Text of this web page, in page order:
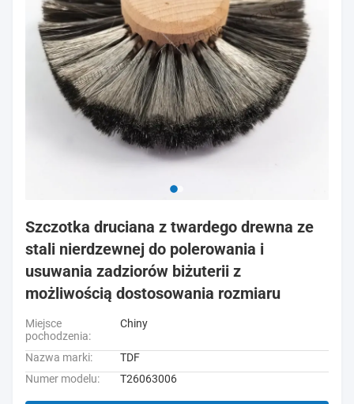
Szczotka druciana z twardego drewna ze
stali nierdzewnej do polerowania i
usuwania zadziorów biżuterii z
możliwością dostosowania rozmiaru
Miejsce
pochodzenia:
Chiny
Nazwa marki:
TDF
Numer modelu:
T26063006